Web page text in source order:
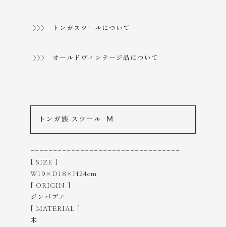
>>> トンガスツールについて
>>> オールドヴィンテージ品について
トンガ族 スツール M
---------------------------------
[ SIZE ]
W19×D18×H24cm
[ ORIGIN ]
ジンバブエ
[ MATERIAL ]
木